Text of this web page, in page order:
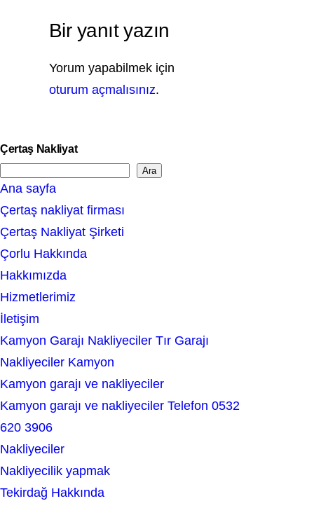
Bir yanıt yazın
Yorum yapabilmek için
oturum açmalısınız.
Çertaş Nakliyat
e
a
r
c
h
Ara
Ana sayfa
Çertaş nakliyat firması
Çertaş Nakliyat Şirketi
Çorlu Hakkında
Hakkımızda
Hizmetlerimiz
İletişim
Kamyon Garajı Nakliyeciler Tır Garajı
Nakliyeciler Kamyon
Kamyon garajı ve nakliyeciler
Kamyon garajı ve nakliyeciler Telefon 0532
620 3906
Nakliyeciler
Nakliyecilik yapmak
Tekirdağ Hakkında